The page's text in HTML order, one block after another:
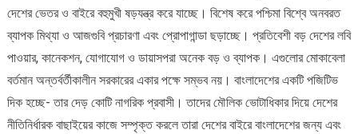
দেশের ভেতর ও বাইরে বহুমুখী ষড়যন্ত্র করে যাচ্ছে। বিশেষ করে পশ্চিমা বিশ্বে অনবরত
ব্যাপক মিথ্যা ও আজগুবি প্রচারণা এবং প্রোপাগান্ডা ছড়াচ্ছে। প্রতিবেশী বড় দেশের লবি
পাওয়ার, কানেকশন, যোগাযোগ ও ডায়াসপরা অনেক বড় ও ব্যাপক। এগুলোর মোকাবেলা
বর্তমান অন্তর্বর্তীকালীন সরকারের একার পক্ষে সম্ভব নয়। বাংলাদেশের একটি পজিটিভ
দিক হচ্ছে- তার দেড় কোটি নাগরিক প্রবাসী। তাদের মৌলিক ভোটাধিকার দিয়ে দেশের
নীতিনির্ধারক বাছাইয়ের কাজে সম্পৃক্ত করলে তারা দেশের বাইরে বাংলাদেশের জন্য এবং